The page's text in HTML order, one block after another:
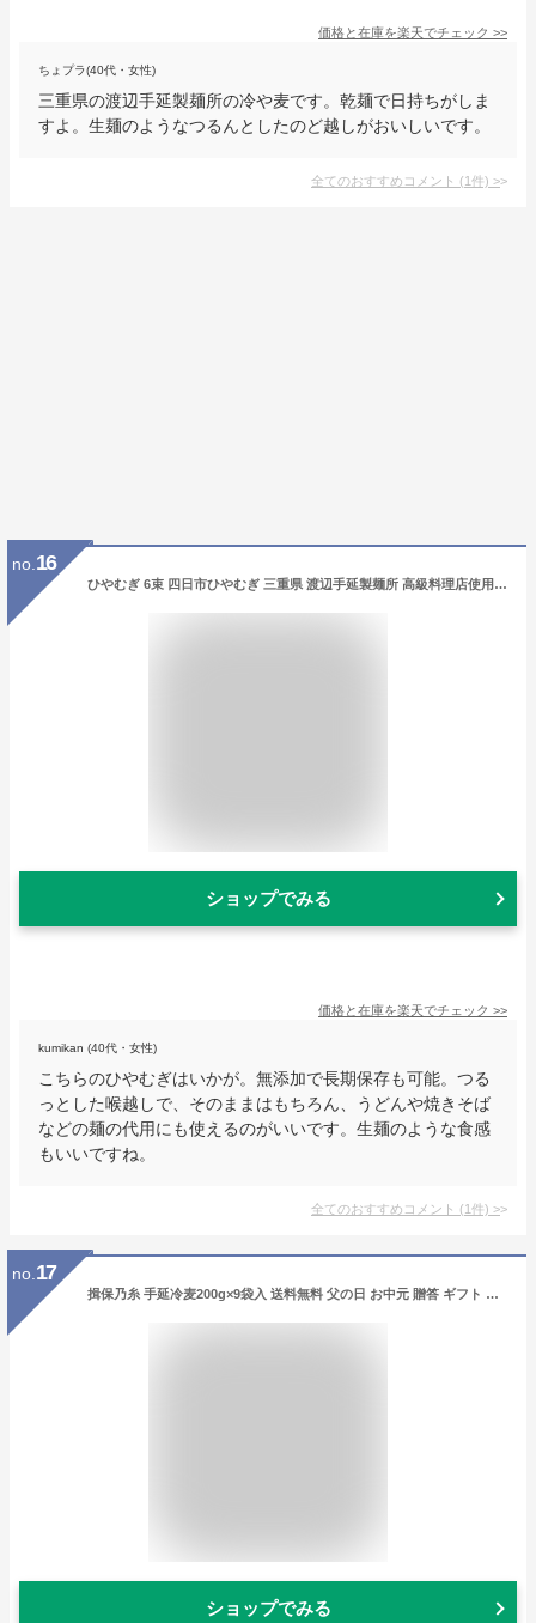
価格と在庫を楽天でチェック >>
ちょプラ(40代・女性)
三重県の渡辺手延製麺所の冷や麦です。乾麺で日持ちがしま
すよ。生麺のようなつるんとしたのど越しがおいしいです。
全てのおすすめコメント (1件) >
no. 16
ひやむぎ 6束 四日市ひやむぎ 三重県 渡辺手延製麺所 高級料理店使用 冷や麦 乾麺 うどん 焼きそば パスタ あらゆる麺の代用に 生めん のような おおやち 手延べ 冷麦 金魚印 製造直売店 大矢知 伝統の味 高級手延麺 長期保存食 常温食 無添加 うまくてご麺 umakutegomen
ショップでみる
価格と在庫を楽天でチェック >>
kumikan (40代・女性)
こちらのひやむぎはいかが。無添加で長期保存も可能。つる
っとした喉越しで、そのままはもちろん、うどんや焼きそば
などの麺の代用にも使えるのがいいです。生麺のような食感
もいいですね。
全てのおすすめコメント (1件) >
no. 17
揖保乃糸 手延冷麦200g×9袋入 送料無料 父の日 お中元 贈答 ギフト お祝い
ショップでみる